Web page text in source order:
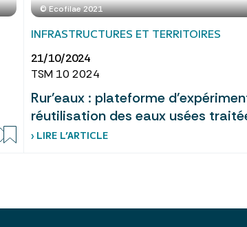
© Ecofilae 2021
INFRASTRUCTURES ET TERRITOIRES
21/10/2024
TSM 10 2024
Rur'eaux : plateforme
réutilisation des eaux usées
› LIRE L’ARTICLE